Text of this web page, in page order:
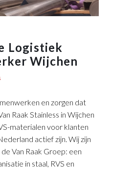
Logistiek
Wijchen
en zorgen dat
Raak Stainless in Wijchen
materialen voor klanten
actief zijn. Wij zijn
Van Raak Groep: een
in staal, RVS en